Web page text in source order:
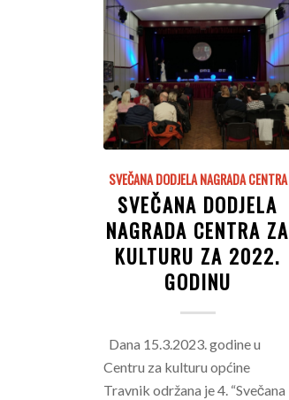
SVEČANA DODJELA NAGRADA CENTRA
SVEČANA DODJELA
NAGRADA CENTRA ZA
KULTURU ZA 2022.
GODINU
Dana 15.3.2023. godine u
Centru za kulturu općine
Travnik održana je 4. “Svečana